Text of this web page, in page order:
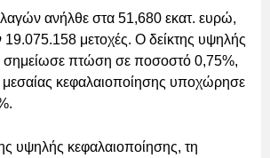
ανήλθε στα 51,680 εκατ. ευρώ,
19.075.158 μετοχές. Ο δείκτης υψηλής
σημείωσε πτώση σε ποσοστό 0,75%,
μεσαίας κεφαλαιοποίησης υποχώρησε
υψηλής κεφαλαιοποίησης, τη